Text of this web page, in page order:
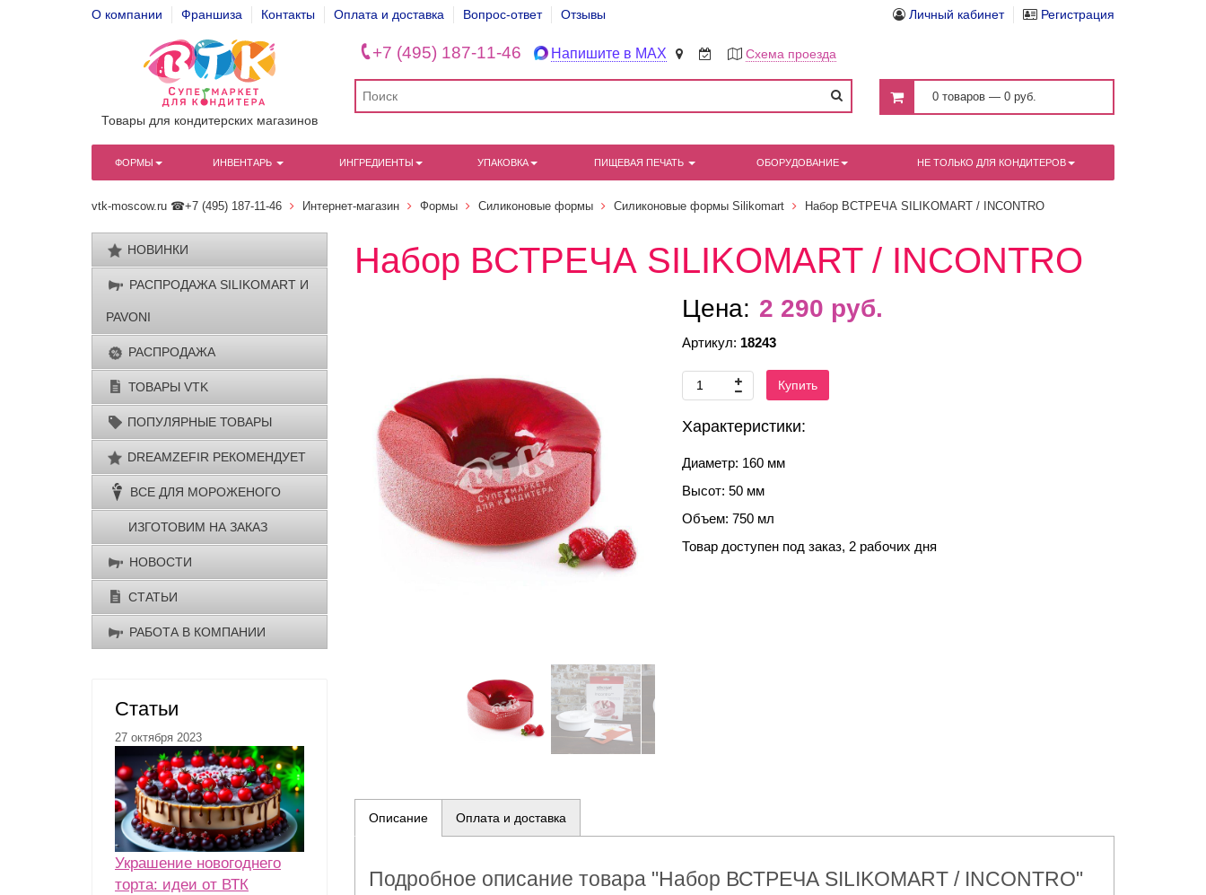
О компании Франшиза Контакты Оплата и доставка Вопрос-ответ Отзывы Личный кабинет Регистрация
+7 (495) 187-11-46 Напишите в MAX Схема проезда
Товары для кондитерских магазинов
0 товаров — 0 руб.
ФОРМЫ ИНВЕНТАРЬ ИНГРЕДИЕНТЫ УПАКОВКА ПИЩЕВАЯ ПЕЧАТЬ ОБОРУДОВАНИЕ НЕ ТОЛЬКО ДЛЯ КОНДИТЕРОВ
vtk-moscow.ru ☎+7 (495) 187-11-46 Интернет-магазин Формы Силиконовые формы Силиконовые формы Silikomart Набор ВСТРЕЧА SILIKOMART / INCONTRO
НОВИНКИ
РАСПРОДАЖА SILIKОМАRT И
PAVONI
РАСПРОДАЖА
ТОВАРЫ VTK
ПОПУЛЯРНЫЕ ТОВАРЫ
DREAMZEFIR РЕКОМЕНДУЕТ
ВСЕ ДЛЯ МОРОЖЕНОГО
ИЗГОТОВИМ НА ЗАКАЗ
НОВОСТИ
СТАТЬИ
РАБОТА В КОМПАНИИ
Статьи
27 октября 2023
Украшение новогоднего
торта: идеи от ВТК
Набор ВСТРЕЧА SILIKOMART / INCONTRO
Цена: 2 290 руб.
Артикул: 18243
Купить
Характеристики:
Диаметр: 160 мм
Высот: 50 мм
Объем: 750 мл
Товар доступен под заказ, 2 рабочих дня
Описание Оплата и доставка
Подробное описание товара "Набор ВСТРЕЧА SILIKOMART / INCONTRO"